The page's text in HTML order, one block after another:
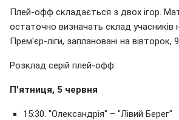
Плей-офф складається з двох ігор.
остаточно визначать склад учасників
Прем'єр-ліги, заплановані на вівторок,
Розклад серій плей-офф:
П'ятниця, 5 червня
15:30. "Олександрія" – "Лівий Берег"